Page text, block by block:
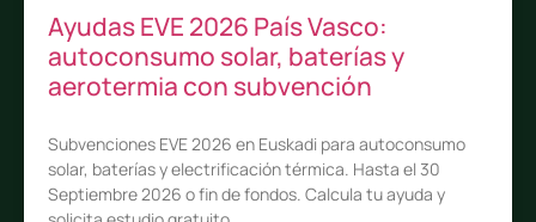
Ayudas EVE 2026 País Vasco:
autoconsumo solar, baterías y
aerotermia con subvención
Subvenciones EVE 2026 en Euskadi para autoconsumo
solar, baterías y electrificación térmica. Hasta el 30
Septiembre 2026 o fin de fondos. Calcula tu ayuda y